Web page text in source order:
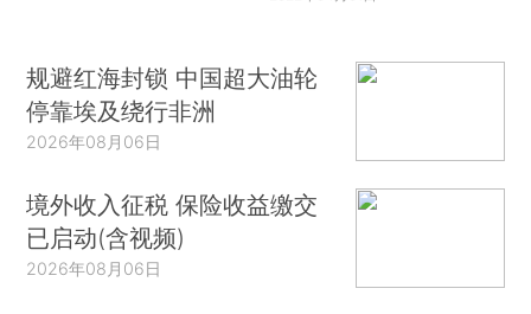
规避红海封锁 中国超大油轮
停靠埃及绕行非洲
2026年08月06日
境外收入征税 保险收益缴交
已启动(含视频)
2026年08月06日